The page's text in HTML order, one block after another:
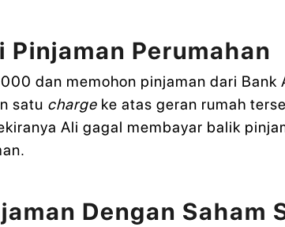
Pinjaman Perumahan
dan memohon pinjaman dari
satu charge ke atas geran rumah
Ali gagal membayar balik
Dengan Saham